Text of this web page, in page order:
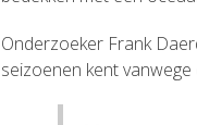
Onderzoeker Frank
seizoenen kent